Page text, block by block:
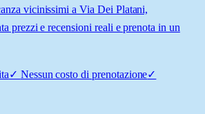
vicinissimi a Via Dei Platani,
prezzi e recensioni reali e prenota in un
✓ Nessun costo di prenotazione✓